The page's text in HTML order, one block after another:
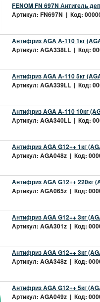
FENOM FN 697N Антигель
Артикул: FN697N | Код:
Антифриз AGA A-110 1кг
Артикул: AGA338LL | Код:
Антифриз AGA A-110 5кг
Артикул: AGA339LL | Код:
Антифриз AGA A-110 10кг
Артикул: AGA340LL | Код:
Антифриз AGA G12++ 1кг
Артикул: AGA048z | Код:
Антифриз AGA G12++ 220кг
Артикул: AGA065z | Код:
Антифриз AGA G12++ 3кг
Артикул: AGA301z | Код:
Антифриз AGA G12++ 3кг
Артикул: AGA348z | Код:
Антифриз AGA G12++ 5кг
Артикул: AGA049z | Код: